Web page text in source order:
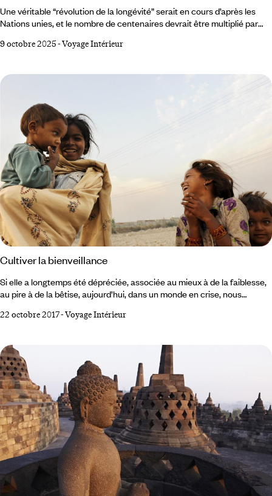
Une véritable “révolution de la longévité” serait en cours d’après les
Nations unies, et le nombre de centenaires devrait être multiplié par
médicinales, shinrin-yoku (bain de forêt)… –, programmes
magiques : le monde regorge de lieux où il devient possible d’arrêter
le temps.
9 octobre 2025-Voyage Intérieur
Cultiver la bienveillance
Si elle a longtemps été dépréciée, associée au mieux à de la faiblesse,
au pire à de la bêtise, aujourd’hui, dans un monde en crise, nous
et auteur d’ouvrages sur l’art du bonheur, le constate : « la parole sur la
sauf une faiblesse ; elle est une force, un élan.
22 octobre 2017-Voyage Intérieur